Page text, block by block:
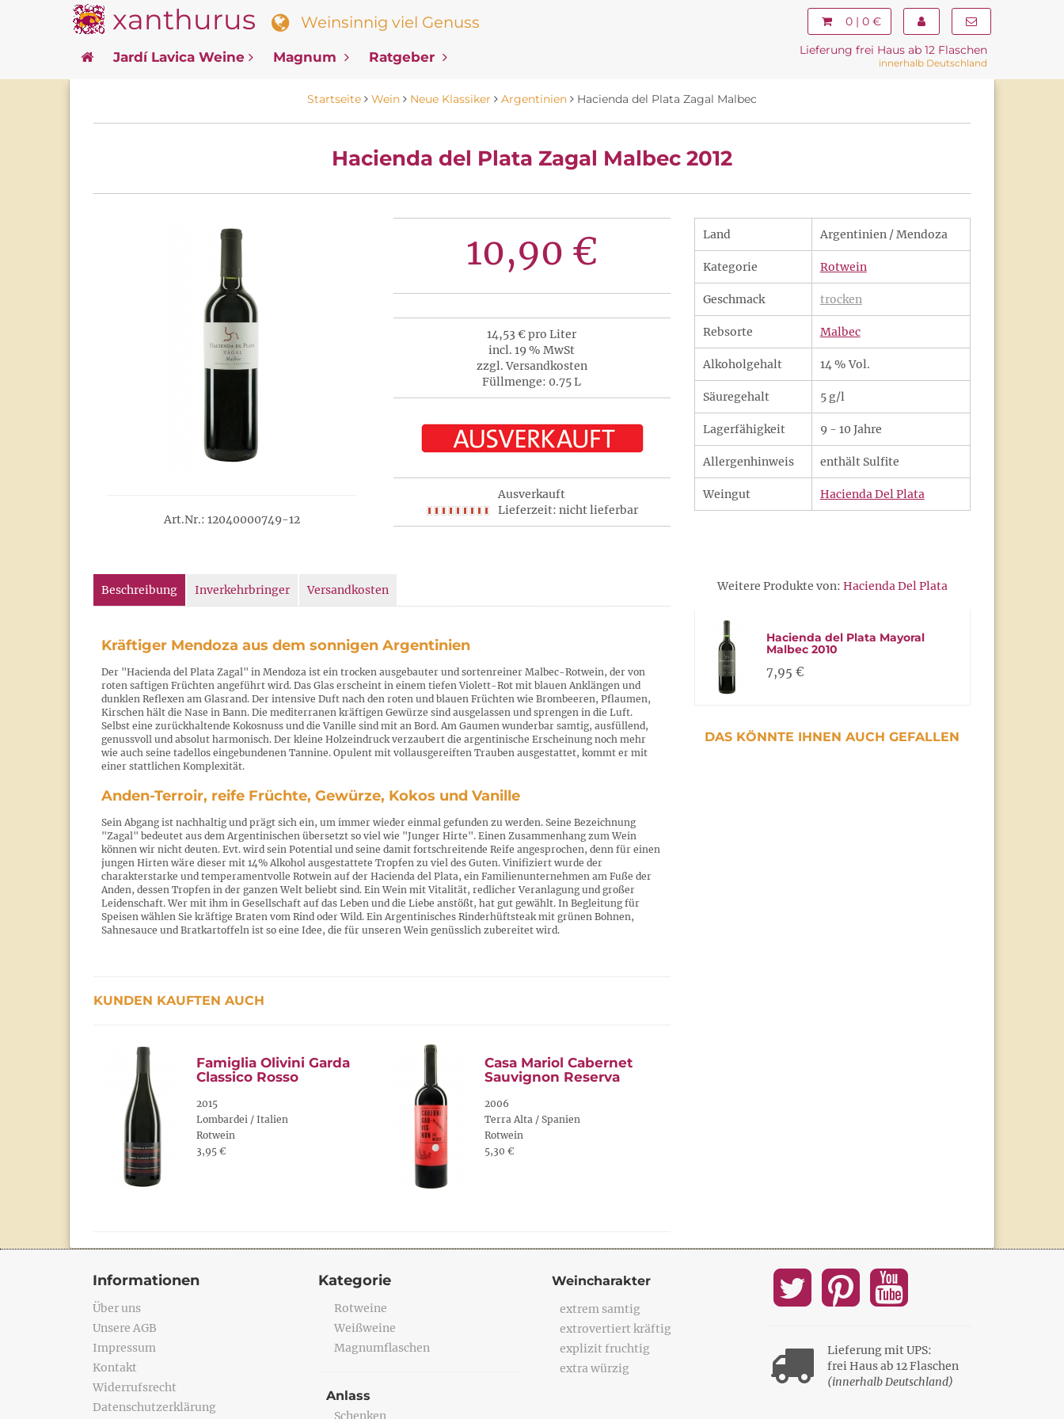
xanthurus Weinsinnig viel Genuss 0 | 0 €
Jardí Lavica Weine Magnum Ratgeber Lieferung frei Haus ab 12 Flaschen
innerhalb Deutschland
Startseite Wein Neue Klassiker Argentinien Hacienda del Plata Zagal Malbec
Hacienda del Plata Zagal Malbec 2012
Art.Nr.: 12040000749-12
10,90 €
14,53 € pro Liter
incl. 19 % MwSt
zzgl. Versandkosten
Füllmenge: 0.75 L
Ausverkauft
Lieferzeit: nicht lieferbar
Land Argentinien / Mendoza
Kategorie Rotwein
Geschmack trocken
Rebsorte Malbec
Alkoholgehalt 14 % Vol.
Säuregehalt 5 g/l
Lagerfähigkeit 9 - 10 Jahre
Allergenhinweis enthält Sulfite
Weingut Hacienda Del Plata
Beschreibung Inverkehrbringer Versandkosten
Kräftiger Mendoza aus dem sonnigen Argentinien
Der "Hacienda del Plata Zagal" in Mendoza ist ein trocken ausgebauter und sortenreiner Malbec-Rotwein, der von
roten saftigen Früchten angeführt wird. Das Glas erscheint in einem tiefen Violett-Rot mit blauen Anklängen und
dunklen Reflexen am Glasrand. Der intensive Duft nach den roten und blauen Früchten wie Brombeeren, Pflaumen,
Kirschen hält die Nase in Bann. Die mediterranen kräftigen Gewürze sind ausgelassen und sprengen in die Luft.
Selbst eine zurückhaltende Kokosnuss und die Vanille sind mit an Bord. Am Gaumen wunderbar samtig, ausfüllend,
genussvoll und absolut harmonisch. Der kleine Holzeindruck verzaubert die argentinische Erscheinung noch mehr
wie auch seine tadellos eingebundenen Tannine. Opulent mit vollausgereiften Trauben ausgestattet, kommt er mit
einer stattlichen Komplexität.
Anden-Terroir, reife Früchte, Gewürze, Kokos und Vanille
Sein Abgang ist nachhaltig und prägt sich ein, um immer wieder einmal gefunden zu werden. Seine Bezeichnung
"Zagal" bedeutet aus dem Argentinischen übersetzt so viel wie "Junger Hirte". Einen Zusammenhang zum Wein
können wir nicht deuten. Evt. wird sein Potential und seine damit fortschreitende Reife angesprochen, denn für einen
jungen Hirten wäre dieser mit 14% Alkohol ausgestattete Tropfen zu viel des Guten. Vinifiziert wurde der
charakterstarke und temperamentvolle Rotwein auf der Hacienda del Plata, ein Familienunternehmen am Fuße der
Anden, dessen Tropfen in der ganzen Welt beliebt sind. Ein Wein mit Vitalität, redlicher Veranlagung und großer
Leidenschaft. Wer mit ihm in Gesellschaft auf das Leben und die Liebe anstößt, hat gut gewählt. In Begleitung für
Speisen wählen Sie kräftige Braten vom Rind oder Wild. Ein Argentinisches Rinderhüftsteak mit grünen Bohnen,
Sahnesauce und Bratkartoffeln ist so eine Idee, die für unseren Wein genüsslich zubereitet wird.
KUNDEN KAUFTEN AUCH
Famiglia Olivini Garda
Classico Rosso
2015
Lombardei / Italien
Rotwein
3,95 €
Casa Mariol Cabernet
Sauvignon Reserva
2006
Terra Alta / Spanien
Rotwein
5,30 €
Weitere Produkte von: Hacienda Del Plata
Hacienda del Plata Mayoral
Malbec 2010
7,95 €
DAS KÖNNTE IHNEN AUCH GEFALLEN
Informationen
Über uns
Unsere AGB
Impressum
Kontakt
Widerrufsrecht
Datenschutzerklärung
Kategorie
Rotweine
Weißweine
Magnumflaschen
Anlass
Schenken
Weincharakter
extrem samtig
extrovertiert kräftig
explizit fruchtig
extra würzig
Lieferung mit UPS:
frei Haus ab 12 Flaschen
(innerhalb Deutschland)